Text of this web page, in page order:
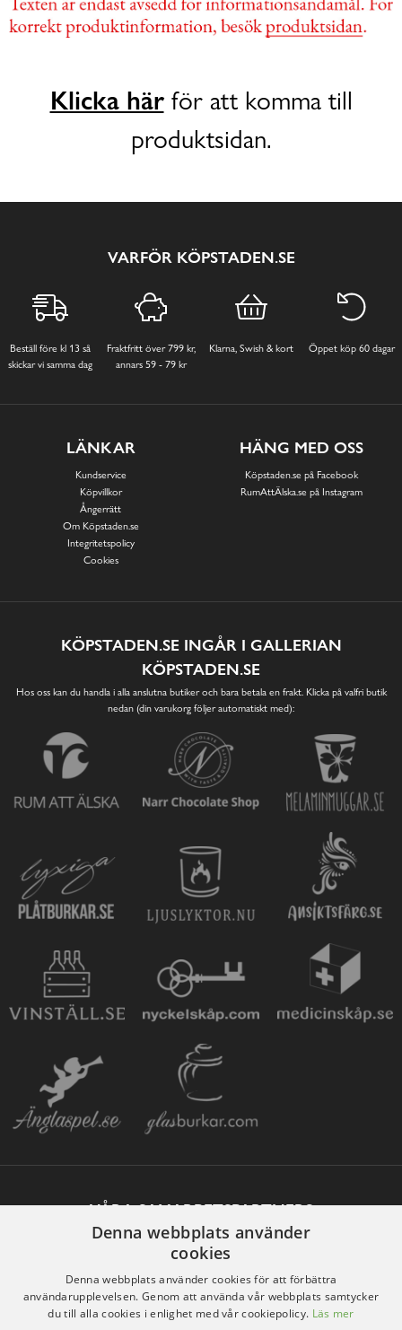
Klicka härför att komma till
produktsidan.
VARFÖR KÖPSTADEN.SE
Beställ före kl 13 så
skickar vi samma dag
Fraktfritt över 799 kr,
annars 59 - 79 kr
Klarna, Swish & kort Öppet köp 60 dagar
LÄNKAR
Kundservice
Köpvillkor
Ångerrätt
Om Köpstaden.se
Integritetspolicy
Cookies
HÄNG MED OSS
Köpstaden.se på Facebook
RumAttÄlska.se på Instagram
KÖPSTADEN.SE INGÅR I GALLERIAN
KÖPSTADEN.SE
Hos oss kan du handla i alla anslutna butiker och bara betala en frakt. Klicka på valfri butik
nedan (din varukorg följer automatiskt med):
VÅRA SAMARBETSPARTNERS
Denna webbplats använder
cookies
Denna webbplats använder cookies för att förbättra
användarupplevelsen. Genom att använda vår webbplats samtycker
du till alla cookies i enlighet med vår cookiepolicy. Läs mer